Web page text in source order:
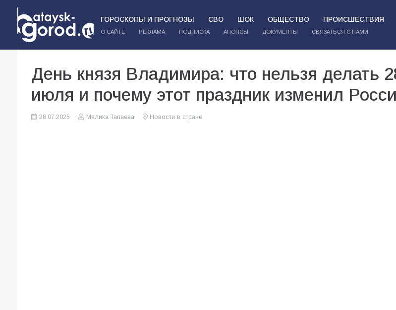
ГОРОСКОПЫ И ПРОГНОЗЫ СВО ШОК ОБЩЕСТВО ПРОИСШЕСТВИЯ
О САЙТЕ РЕКЛАМА ПОДПИСКА АНОНСЫ ДОКУМЕНТЫ СВЯЗАТЬСЯ С НАМИ
День князя Владимира: что нельзя делать
июля и почему этот праздник изменил
28.07.2025 Малика Тапаева Новости в стране